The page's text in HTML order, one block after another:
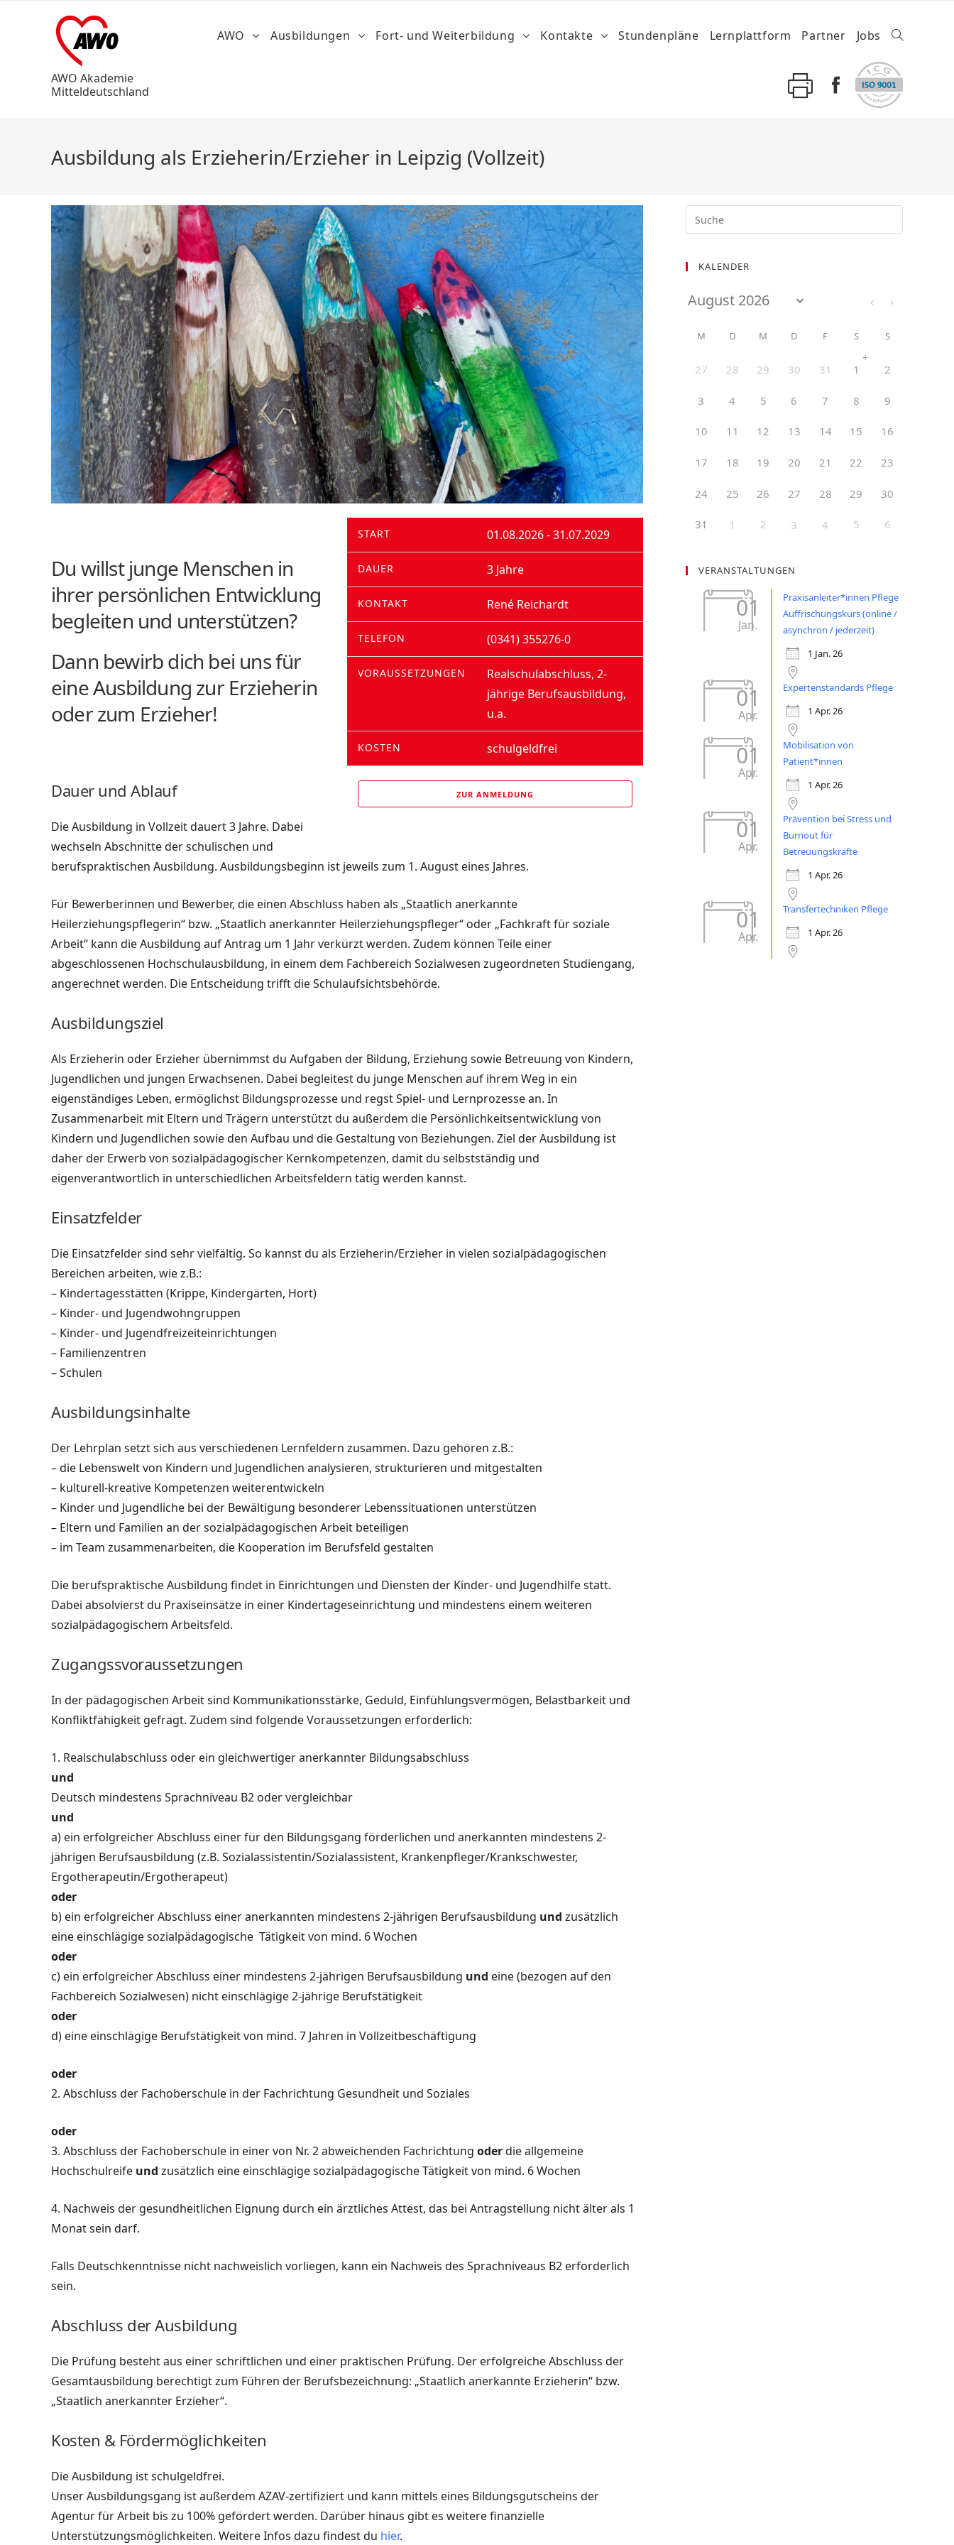
AWO Akademie
Mitteldeutschland
AWO Ausbildungen Fort- und Weiterbildung Kontakte Stundenpläne Lernplattform Partner Jobs
Ausbildung als Erzieherin/Erzieher in Leipzig (Vollzeit)
START 01.08.2026 - 31.07.2029
DAUER 3 Jahre
KONTAKT René Reichardt
TELEFON (0341) 355276-0
VORAUSSETZUNGEN
Realschulabschluss, 2-
jährige Berufsausbildung,
u.a.
KOSTEN schulgeldfrei
ZUR ANMELDUNG
Du willst junge Menschen in
ihrer persönlichen Entwicklung
begleiten und unterstützen?
Dann bewirb dich bei uns für
eine Ausbildung zur Erzieherin
oder zum Erzieher!
Dauer und Ablauf
Die Ausbildung in Vollzeit dauert 3 Jahre. Dabei
wechseln Abschnitte der schulischen und
berufspraktischen Ausbildung. Ausbildungsbeginn ist jeweils zum 1. August eines Jahres.
Für Bewerberinnen und Bewerber, die einen Abschluss haben als „Staatlich anerkannte
Heilerziehungspflegerin“ bzw. „Staatlich anerkannter Heilerziehungspfleger“ oder „Fachkraft für soziale
Arbeit“ kann die Ausbildung auf Antrag um 1 Jahr verkürzt werden. Zudem können Teile einer
abgeschlossenen Hochschulausbildung, in einem dem Fachbereich Sozialwesen zugeordneten Studiengang,
angerechnet werden. Die Entscheidung trifft die Schulaufsichtsbehörde.
Ausbildungsziel
Als Erzieherin oder Erzieher übernimmst du Aufgaben der Bildung, Erziehung sowie Betreuung von Kindern,
Jugendlichen und jungen Erwachsenen. Dabei begleitest du junge Menschen auf ihrem Weg in ein
eigenständiges Leben, ermöglichst Bildungsprozesse und regst Spiel- und Lernprozesse an. In
Zusammenarbeit mit Eltern und Trägern unterstützt du außerdem die Persönlichkeitsentwicklung von
Kindern und Jugendlichen sowie den Aufbau und die Gestaltung von Beziehungen. Ziel der Ausbildung ist
daher der Erwerb von sozialpädagogischer Kernkompetenzen, damit du selbstständig und
eigenverantwortlich in unterschiedlichen Arbeitsfeldern tätig werden kannst.
Einsatzfelder
Die Einsatzfelder sind sehr vielfältig. So kannst du als Erzieherin/Erzieher in vielen sozialpädagogischen
Bereichen arbeiten, wie z.B.:
– Kindertagesstätten (Krippe, Kindergärten, Hort)
– Kinder- und Jugendwohngruppen
– Kinder- und Jugendfreizeiteinrichtungen
– Familienzentren
– Schulen
Ausbildungsinhalte
Der Lehrplan setzt sich aus verschiedenen Lernfeldern zusammen. Dazu gehören z.B.:
– die Lebenswelt von Kindern und Jugendlichen analysieren, strukturieren und mitgestalten
– kulturell-kreative Kompetenzen weiterentwickeln
– Kinder und Jugendliche bei der Bewältigung besonderer Lebenssituationen unterstützen
– Eltern und Familien an der sozialpädagogischen Arbeit beteiligen
– im Team zusammenarbeiten, die Kooperation im Berufsfeld gestalten
Die berufspraktische Ausbildung findet in Einrichtungen und Diensten der Kinder- und Jugendhilfe statt.
Dabei absolvierst du Praxiseinsätze in einer Kindertageseinrichtung und mindestens einem weiteren
sozialpädagogischem Arbeitsfeld.
Zugangssvoraussetzungen
In der pädagogischen Arbeit sind Kommunikationsstärke, Geduld, Einfühlungsvermögen, Belastbarkeit und
Konfliktfähigkeit gefragt. Zudem sind folgende Voraussetzungen erforderlich:
1. Realschulabschluss oder ein gleichwertiger anerkannter Bildungsabschluss
und
Deutsch mindestens Sprachniveau B2 oder vergleichbar
und
a) ein erfolgreicher Abschluss einer für den Bildungsgang förderlichen und anerkannten mindestens 2-
jährigen Berufsausbildung (z.B. Sozialassistentin/Sozialassistent, Krankenpfleger/Krankschwester,
Ergotherapeutin/Ergotherapeut)
oder
b) ein erfolgreicher Abschluss einer anerkannten mindestens 2-jährigen Berufsausbildung und zusätzlich
eine einschlägige sozialpädagogische Tätigkeit von mind. 6 Wochen
oder
c) ein erfolgreicher Abschluss einer mindestens 2-jährigen Berufsausbildung und eine (bezogen auf den
Fachbereich Sozialwesen) nicht einschlägige 2-jährige Berufstätigkeit
oder
d) eine einschlägige Berufstätigkeit von mind. 7 Jahren in Vollzeitbeschäftigung
oder
2. Abschluss der Fachoberschule in der Fachrichtung Gesundheit und Soziales
oder
3. Abschluss der Fachoberschule in einer von Nr. 2 abweichenden Fachrichtung oderdie allgemeine
Hochschulreife und zusätzlich eine einschlägige sozialpädagogische Tätigkeit von mind. 6 Wochen
4. Nachweis der gesundheitlichen Eignung durch ein ärztliches Attest, das bei Antragstellung nicht älter als 1
Monat sein darf.
Falls Deutschkenntnisse nicht nachweislich vorliegen, kann ein Nachweis des Sprachniveaus B2 erforderlich
sein.
Abschluss der Ausbildung
Die Prüfung besteht aus einer schriftlichen und einer praktischen Prüfung. Der erfolgreiche Abschluss der
Gesamtausbildung berechtigt zum Führen der Berufsbezeichnung: „Staatlich anerkannte Erzieherin“ bzw.
„Staatlich anerkannter Erzieher“.
Kosten & Fördermöglichkeiten
Die Ausbildung ist schulgeldfrei.
Unser Ausbildungsgang ist außerdem AZAV-zertifiziert und kann mittels eines Bildungsgutscheins der
Agentur für Arbeit bis zu 100% gefördert werden. Darüber hinaus gibt es weitere finanzielle
Unterstützungsmöglichkeiten. Weitere Infos dazu findest du hier.
KALENDER
M D M D F S S
27 28 29 30 31 1
+
2
3 4 5 6 7 8 9
10 11 12 13 14 15 16
17 18 19 20 21 22 23
24 25 26 27 28 29 30
31 1 2 3 4 5 6
VERANSTALTUNGEN
01
Jan.
Praxisanleiter*innen Pflege
Auffrischungskurs (online /
asynchron / jederzeit)
1 Jan. 26
01
Apr.
Expertenstandards Pflege
1 Apr. 26
01
Apr.
Mobilisation von
Patient*innen
1 Apr. 26
01
Apr.
Prävention bei Stress und
Burnout für
Betreuungskräfte
1 Apr. 26
01
Apr.
Transfertechniken Pflege
1 Apr. 26